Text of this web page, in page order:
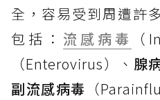
全，容易受到周遭許
包括： 流感病毒 （
（Enterovirus）、 腺
副流感病毒 （